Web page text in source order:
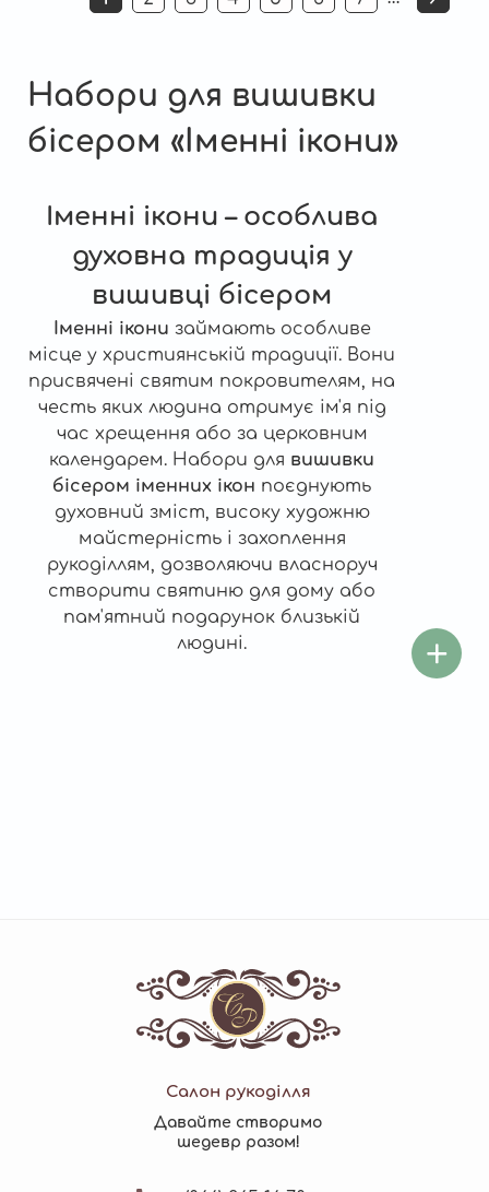
Поточна
Страница
Страница
Страница
Страница
Страница
Страница
Набори для вишивки
бісером «Іменні ікони»
Іменні ікони – особлива
духовна традиція у
вишивці бісером
Іменні ікони займають особливе
місце у християнській традиції. Вони
присвячені святим покровителям, на
честь яких людина отримує ім'я під
час хрещення або за церковним
календарем. Набори для вишивки
бісером іменних ікон поєднують
духовний зміст, високу художню
майстерність і захоплення
рукоділлям, дозволяючи власноруч
створити святиню для дому або
пам'ятний подарунок близькій
людині.
Салон рукоділля
Давайте створимо
шедевр разом!